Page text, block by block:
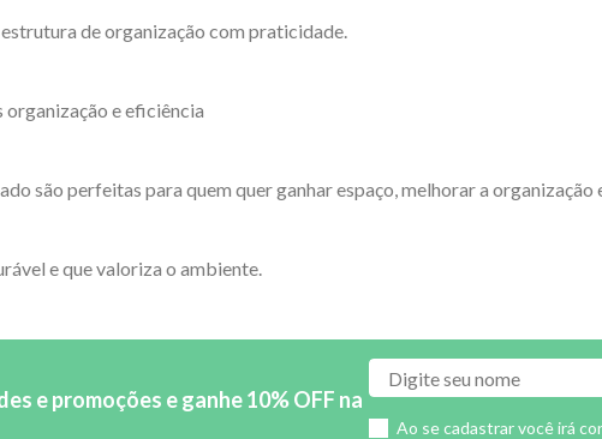
de organização com praticidade.
organização e eficiência
são perfeitas para quem quer ganhar espaço, melhorar a
e que valoriza o ambiente.
e promoções e ganhe 10% OFF na
Ao se cadastrar você irá